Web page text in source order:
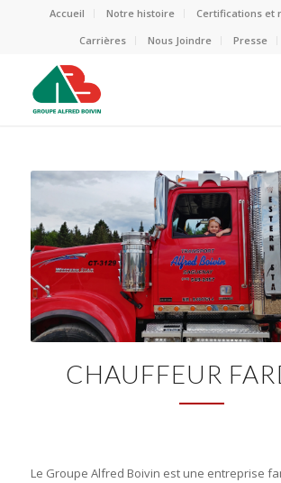
Accueil Notre histoire
Certifications et
Carrières
Nous Joindre Presse
CHAUFFEUR
Le Groupe Alfred Boivin est une entreprise